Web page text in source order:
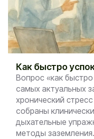
Как быстро
Вопрос «как
самых актуальных
хронический
собраны
дыхательные
методы заземления.